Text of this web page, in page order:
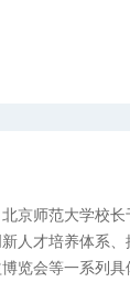
京师范大学校
人才培养体系
览会等一系列具